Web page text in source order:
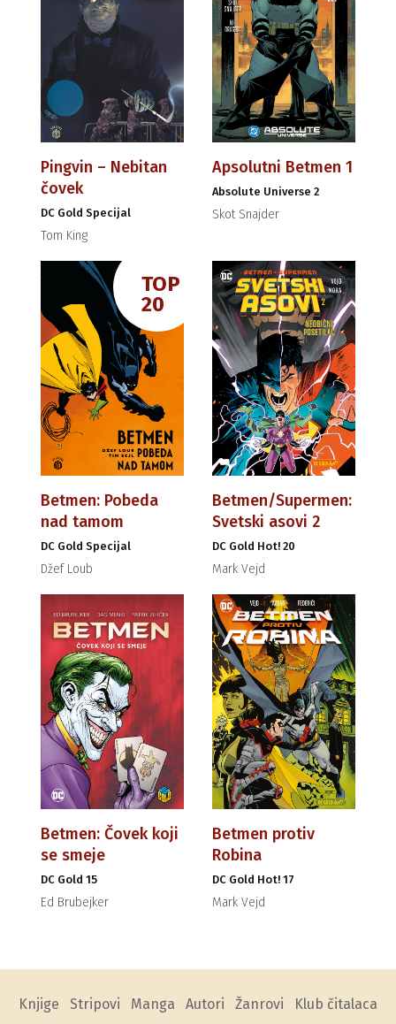
Pingvin – Nebitan
čovek
DC Gold Specijal
Tom King
Apsolutni Betmen 1
Absolute Universe 2
Skot Snajder
TOP
20
Betmen: Pobeda
nad tamom
DC Gold Specijal
Džef Loub
Betmen/Supermen:
Svetski asovi 2
DC Gold Hot! 20
Mark Vejd
Betmen: Čovek koji
se smeje
DC Gold 15
Ed Brubejker
Betmen protiv
Robina
DC Gold Hot! 17
Mark Vejd
Knjige Stripovi Manga Autori Žanrovi
Klub čitalaca